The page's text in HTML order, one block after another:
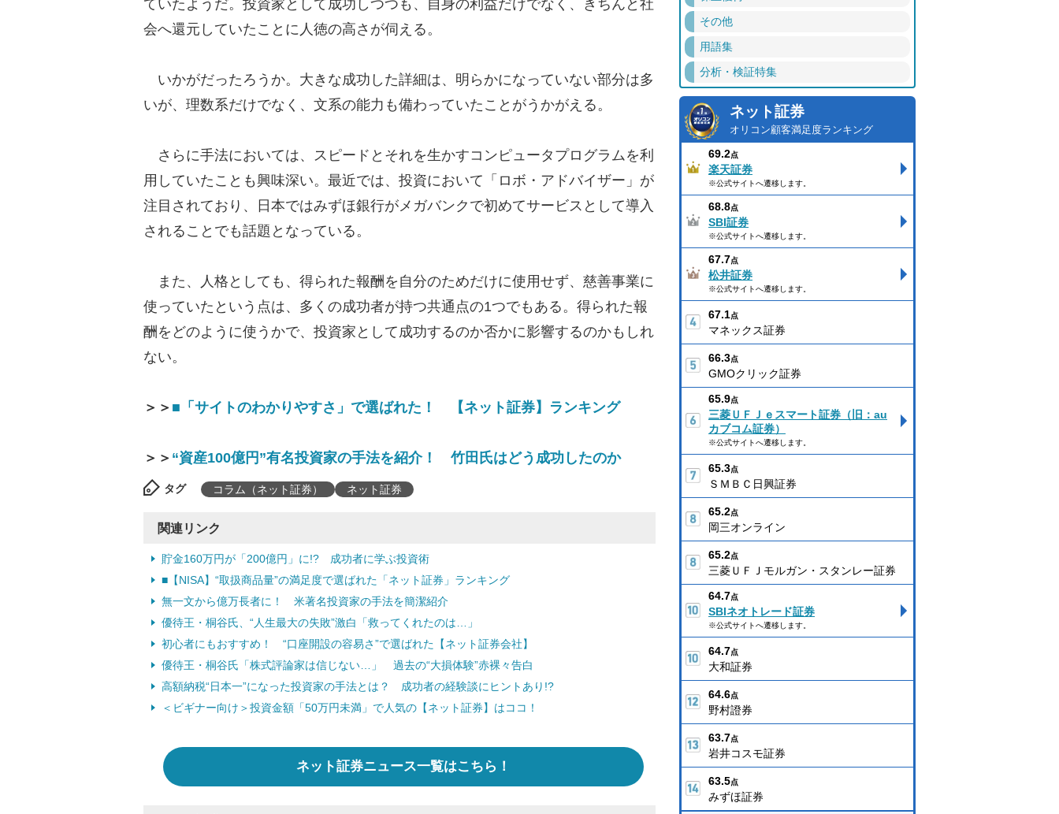
ていたようだ。投資家として成功しつつも、自身の利益だけでなく、きちんと社
会へ還元していたことに人徳の高さが伺える。
いかがだったろうか。大きな成功した詳細は、明らかになっていない部分は多
いが、理数系だけでなく、文系の能力も備わっていたことがうかがえる。
さらに手法においては、スピードとそれを生かすコンピュータプログラムを利
用していたことも興味深い。最近では、投資において「ロボ・アドバイザー」が
注目されており、日本ではみずほ銀行がメガバンクで初めてサービスとして導入
されることでも話題となっている。
また、人格としても、得られた報酬を自分のためだけに使用せず、慈善事業に
使っていたという点は、多くの成功者が持つ共通点の1つでもある。得られた報
酬をどのように使うかで、投資家として成功するのか否かに影響するのかもしれ
ない。
＞＞ ■「サイトのわかりやすさ」で選ばれた！ 【ネット証券】ランキング
＞＞ “資産100億円”有名投資家の手法を紹介！ 竹田氏はどう成功したのか
タグ コラム（ネット証券） ネット証券
関連リンク
貯金160万円が「200億円」に!? 成功者に学ぶ投資術
■【NISA】“取扱商品量”の満足度で選ばれた「ネット証券」ランキング
無一文から億万長者に！ 米著名投資家の手法を簡潔紹介
優待王・桐谷氏、“人生最大の失敗”激白「救ってくれたのは…」
初心者にもおすすめ！ “口座開設の容易さ”で選ばれた【ネット証券会社】
優待王・桐谷氏「株式評論家は信じない…」 過去の“大損体験”赤裸々告白
高額納税“日本一”になった投資家の手法とは？ 成功者の経験談にヒントあり!?
＜ビギナー向け＞投資金額「50万円未満」で人気の【ネット証券】はココ！
ネット証券ニュース一覧はこちら！
その他
用語集
分析・検証特集
ネット証券
オリコン顧客満足度ランキング
69.2点
楽天証券
※公式サイトへ遷移します。
68.8点
SBI証券
※公式サイトへ遷移します。
67.7点
松井証券
※公式サイトへ遷移します。
67.1点
マネックス証券
66.3点
GMOクリック証券
65.9点
三菱ＵＦＪｅスマート証券（旧：au
カブコム証券）
※公式サイトへ遷移します。
65.3点
ＳＭＢＣ日興証券
65.2点
岡三オンライン
65.2点
三菱ＵＦＪモルガン・スタンレー証券
64.7点
SBIネオトレード証券
※公式サイトへ遷移します。
64.7点
大和証券
64.6点
野村證券
63.7点
岩井コスモ証券
63.5点
みずほ証券